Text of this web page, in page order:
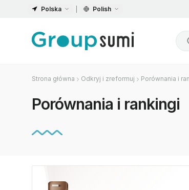
Polska Polish
Strona główna Odkryj i zreformuj Porównania i
Porównania i rankingi